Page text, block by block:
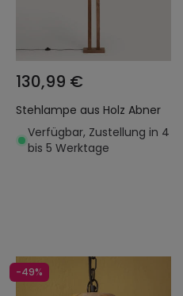
130,99 €
Stehlampe aus Holz Abner
Verfügbar, Zustellung in 4
bis 5 Werktage
-49%